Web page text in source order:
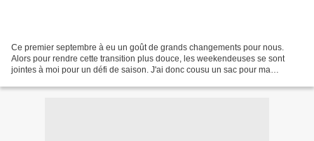
Ce premier septembre à eu un goût de grands changements pour nous.
Alors pour rendre cette transition plus douce, les weekendeuses se sont
jointes à moi pour un défi de saison. J'ai donc cousu un sac pour ma